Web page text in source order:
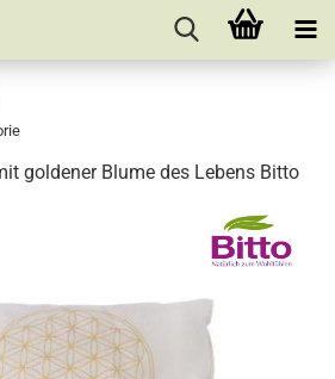
goldener Blume des Lebens Bitto